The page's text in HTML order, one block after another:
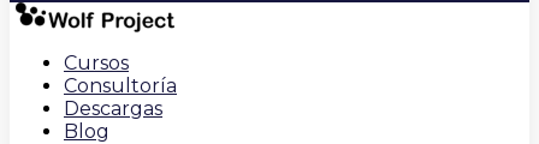
Cursos
Consultoría
Descargas
Blog